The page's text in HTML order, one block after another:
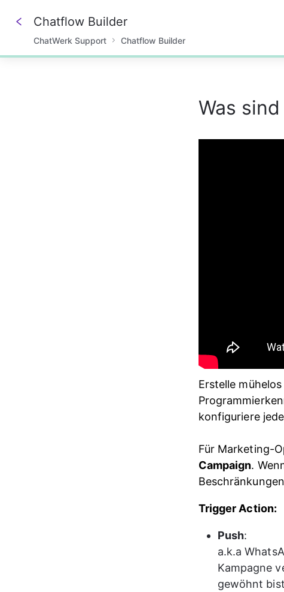
0%
Chatflow Builder
ChatWerk Support Chatflow Builder
Was
Erstelle
konfiguriere
Für Marketing-
Campaign.
Trigger Action:
Push:
a.k.a
Kampagne
gewöhnt